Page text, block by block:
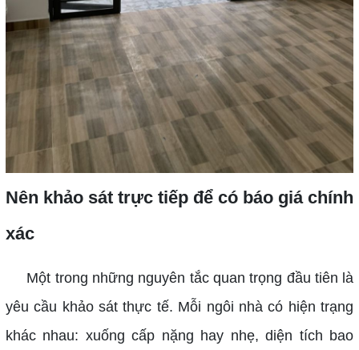
Nên khảo sát trực tiếp để có báo giá chính
xác
Một trong những nguyên tắc quan trọng đầu tiên là
yêu cầu khảo sát thực tế. Mỗi ngôi nhà có hiện trạng
khác nhau: xuống cấp nặng hay nhẹ, diện tích bao